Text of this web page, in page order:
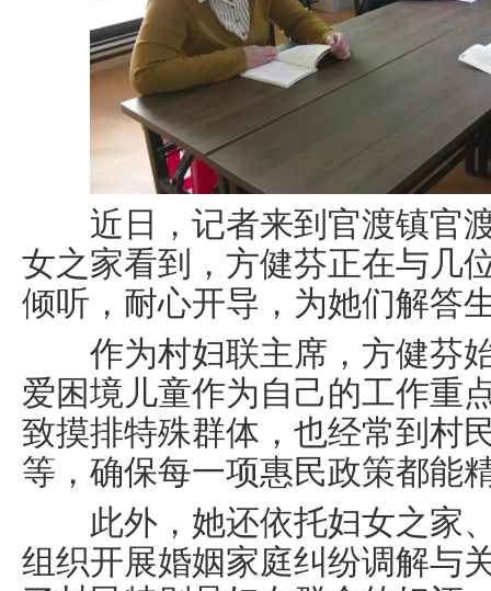
近日，记者来到官渡镇官渡
女之家看到，方健芬正在与几
倾听，耐心开导，为她们解答
作为村妇联主席，方健芬始
爱困境儿童作为自己的工作重
致摸排特殊群体，也经常到村
等，确保每一项惠民政策都能
此外，她还依托妇女之家、
组织开展婚姻家庭纠纷调解与